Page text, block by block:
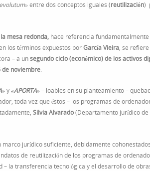
entre dos conceptos iguales (reutilización)
mesa redonda, hace referencia fundamentalmente
los términos expuestos porGarcía Vieira, se
– a unsegundo ciclo (económico) de los activos
de noviembre.
y«APORTA»– loables en su planteamiento –
toda vez que éstos – los programas de
Silvia Alvarado(Departamento jurídico de
jurídico suficiente, debidamente
de reutilización de los programas de
– la transferencia tecnológica y el desarrollo de